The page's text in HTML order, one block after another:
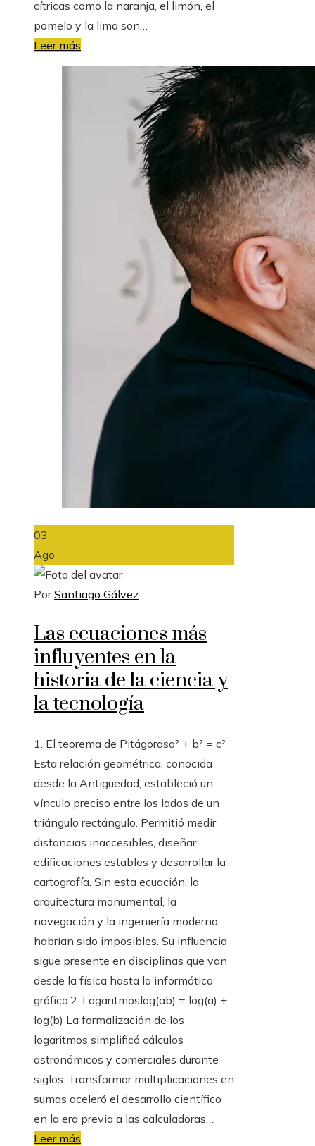
cítricas como la naranja, el limón, el
pomelo y la lima son…
Leer más
03
Ago
PorSantiago Gálvez
Las ecuaciones más
influyentes en la
historia de la ciencia y
la tecnología
1. El teorema de Pitágorasa² + b² = c²
Esta relación geométrica, conocida
desde la Antigüedad, estableció un
vínculo preciso entre los lados de un
triángulo rectángulo. Permitió medir
distancias inaccesibles, diseñar
edificaciones estables y desarrollar la
cartografía. Sin esta ecuación, la
arquitectura monumental, la
navegación y la ingeniería moderna
habrían sido imposibles. Su influencia
sigue presente en disciplinas que van
desde la física hasta la informática
gráfica.2. Logaritmoslog(ab) = log(a) +
log(b) La formalización de los
logaritmos simplificó cálculos
astronómicos y comerciales durante
siglos. Transformar multiplicaciones en
sumas aceleró el desarrollo científico
en la era previa a las calculadoras…
Leer más